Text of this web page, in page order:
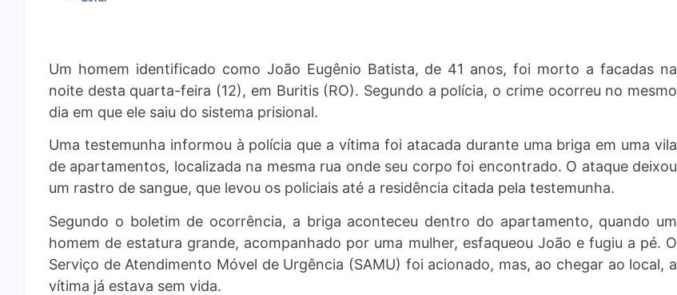
Um homem identificado como João Eugênio Batista, de 41 anos, foi morto a facadas na
noite desta quarta-feira (12), em Buritis (RO). Segundo a polícia, o crime ocorreu no mesmo
dia em que ele saiu do sistema prisional.
Uma testemunha informou à polícia que a vítima foi atacada durante uma briga em uma vila
de apartamentos, localizada na mesma rua onde seu corpo foi encontrado. O ataque deixou
um rastro de sangue, que levou os policiais até a residência citada pela testemunha.
Segundo o boletim de ocorrência, a briga aconteceu dentro do apartamento, quando um
homem de estatura grande, acompanhado por uma mulher, esfaqueou João e fugiu a pé. O
Serviço de Atendimento Móvel de Urgência (SAMU) foi acionado, mas, ao chegar ao local, a
vítima já estava sem vida.